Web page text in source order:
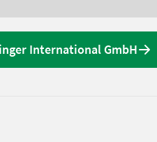
International GmbH